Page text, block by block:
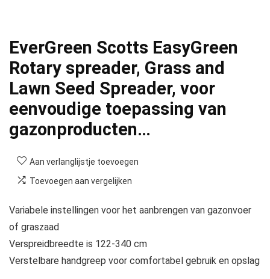
EverGreen Scotts EasyGreen
Rotary spreader, Grass and
Lawn Seed Spreader, voor
eenvoudige toepassing van
gazonproducten…
Aan verlanglijstje toevoegen
Toevoegen aan vergelijken
Variabele instellingen voor het aanbrengen van gazonvoer
of graszaad
Verspreidbreedte is 122-340 cm
Verstelbare handgreep voor comfortabel gebruik en opslag